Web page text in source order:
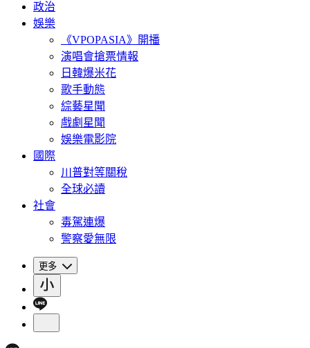
政治
娛樂
《VPOPASIA》開播
演唱會搶票情報
日韓爆米花
歌手動態
綜藝星聞
戲劇星聞
娛樂電影院
國際
川普對等關稅
全球必讀
社會
毒駕連爆
警察愛無限
更多